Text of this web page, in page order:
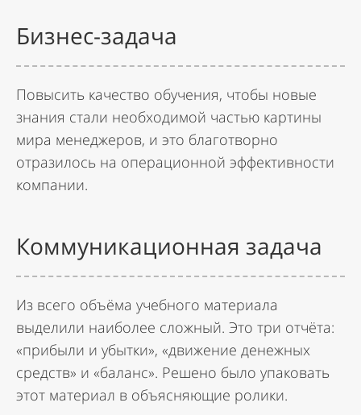
Бизнес-задача
Повысить качество обучения, чтобы новые
знания стали необходимой частью картины
мира менеджеров, и это благотворно
отразилось на операционной эффективности
компании.
Коммуникационная задача
Из всего объёма учебного материала
выделили наиболее сложный. Это три отчёта:
«прибыли и убытки», «движение денежных
средств» и «баланс». Решено было упаковать
этот материал в объясняющие ролики.